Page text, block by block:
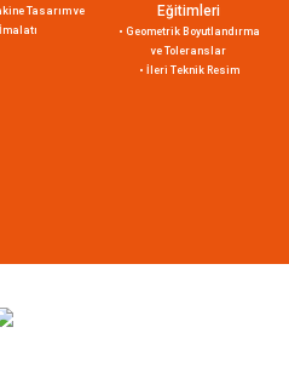
Tasarım ve
İmalatı
Eğitimleri
• Geometrik Boyutlandırma
ve Toleranslar
• İleri Teknik Resim